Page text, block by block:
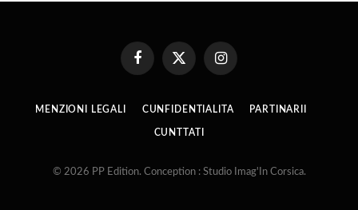
FacebookX
Instagram
MENZIONI LEGALI CUNFIDENTIALITA PARTINARII
CUNTTATI
© 2026 PP Edition. Conception : Studio Imag'In Corsica.